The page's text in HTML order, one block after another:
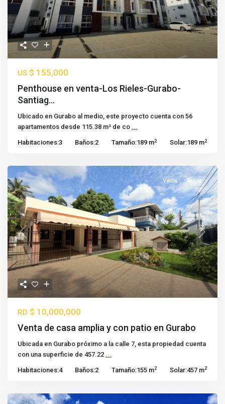
US $ 155,000
Penthouse en venta-Los Rieles-Gurabo-
Santiag...
Ubicado en Gurabo al medio, este proyecto cuenta con 56
apartamentos desde 115.38 m² de co ...
Habitaciones:3 Baños:2 Tamaño:189 m2 Solar:189 m2
Previous Next
Venta Activa
RD $ 10,000,000
Venta de casa amplia y con patio en Gurabo
Ubicada en Gurabo próximo a la calle 7, esta propiedad cuenta
con una superficie de 457.22 ...
Habitaciones:4 Baños:2 Tamaño:155 m2 Solar:457 m2